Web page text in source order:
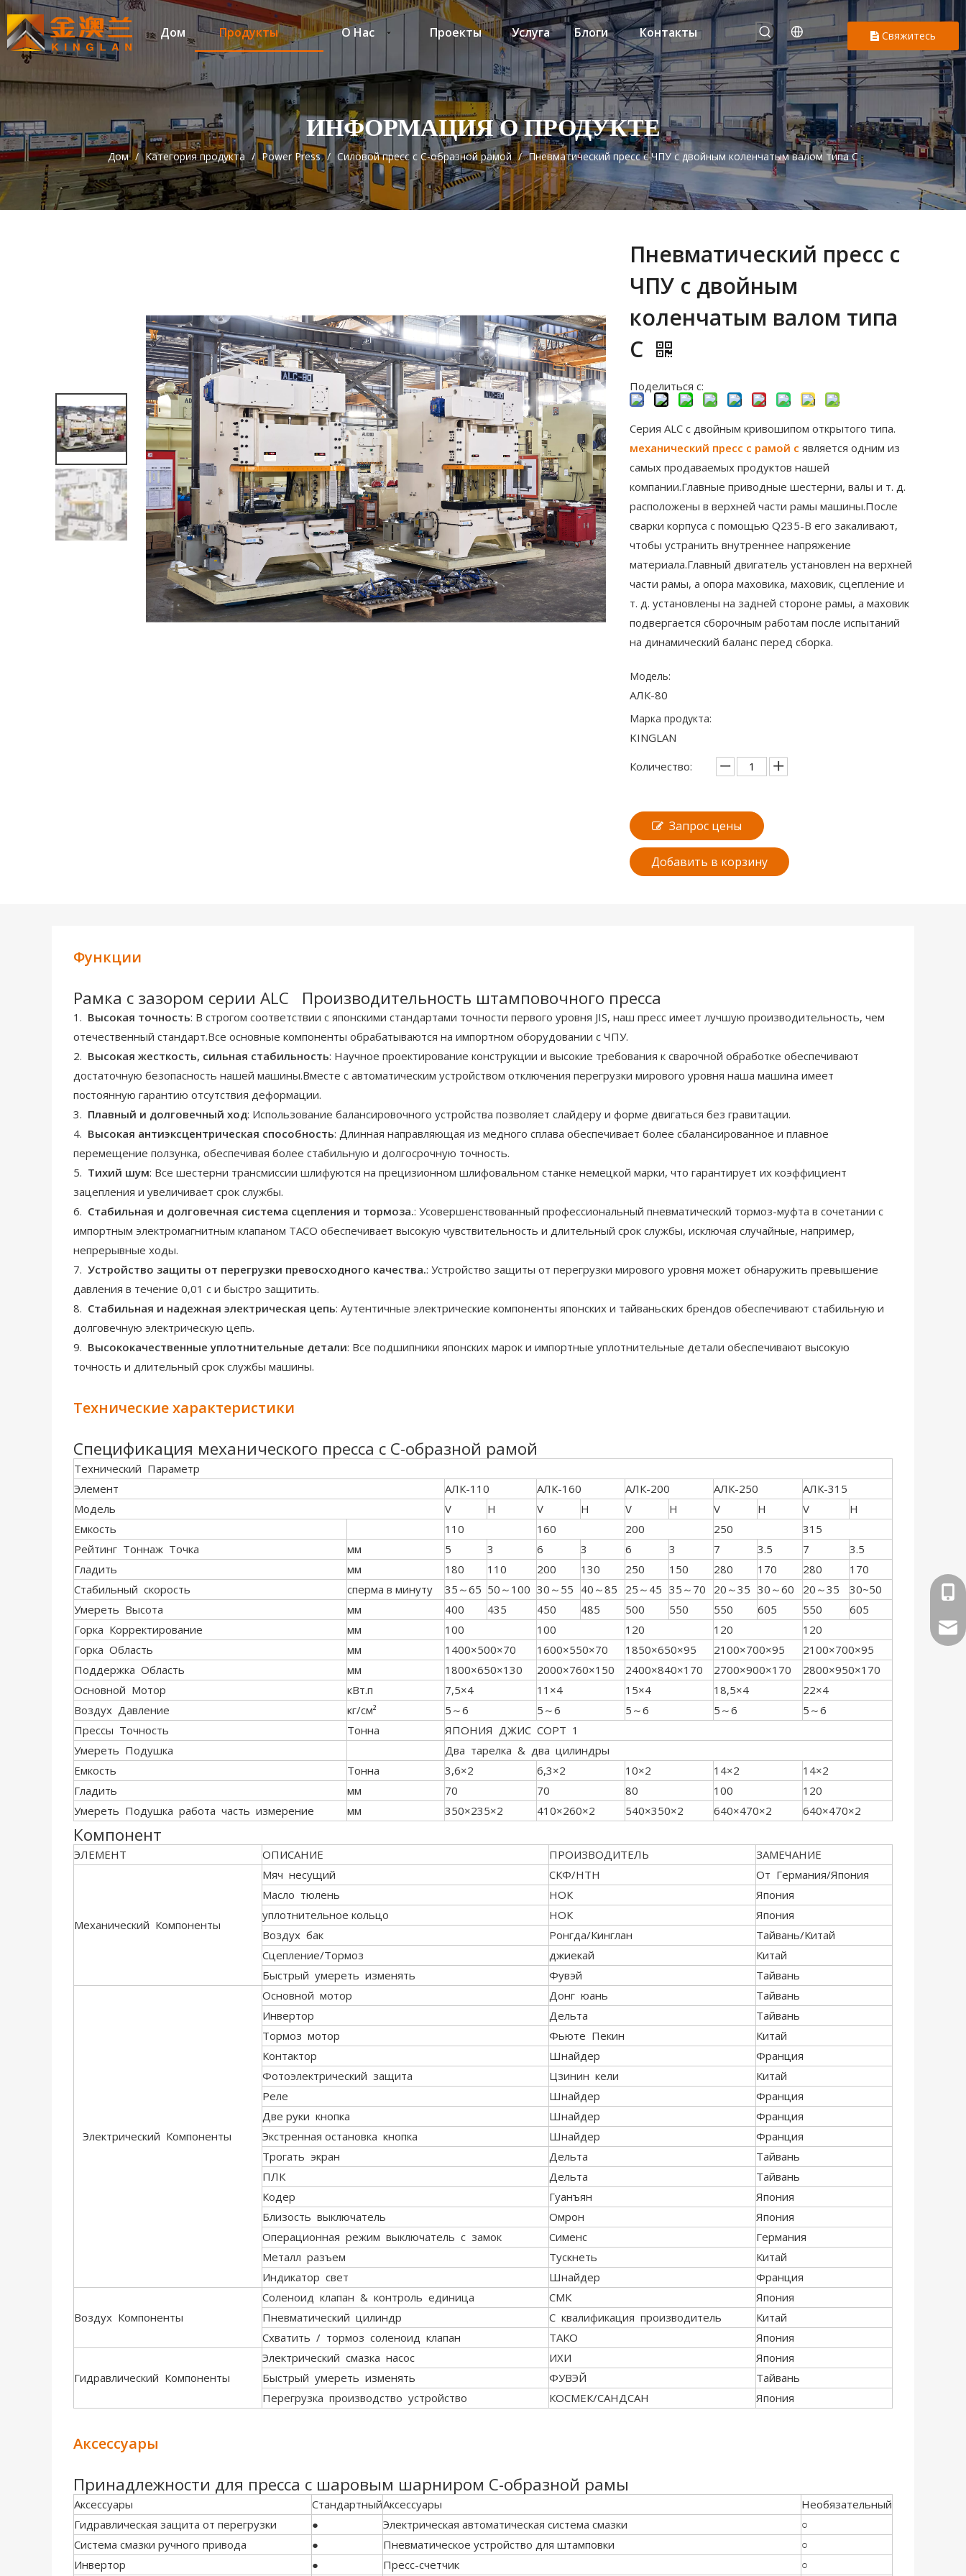
Дом Продукты О Нас Проекты Услуга Блоги Контакты Свяжитесь
с нами
ИНФОРМАЦИЯ О ПРОДУКТЕ
Дом / Категория продукта / Power Press / Силовой пресс с C-образной рамой / Пневматический пресс с ЧПУ с двойным коленчатым валом типа C
Пневматический пресс с
ЧПУ с двойным
коленчатым валом типа
C
Поделиться с:
Серия ALC с двойным кривошипом открытого типа.
механический пресс с рамой c является одним из
самых продаваемых продуктов нашей
компании.Главные приводные шестерни, валы и т. д.
расположены в верхней части рамы машины.После
сварки корпуса с помощью Q235-B его закаливают,
чтобы устранить внутреннее напряжение
материала.Главный двигатель установлен на верхней
части рамы, а опора маховика, маховик, сцепление и
т. д. установлены на задней стороне рамы, а маховик
подвергается сборочным работам после испытаний
на динамический баланс перед сборка.
Модель:
АЛК-80
Марка продукта:
KINGLAN
Количество:
Запрос цены
Добавить в корзину
Функции
Рамка с зазором серии ALC Производительность штамповочного пресса
1. Высокая точность: В строгом соответствии с японскими стандартами точности первого уровня JIS, наш пресс имеет лучшую производительность, чем
отечественный стандарт.Все основные компоненты обрабатываются на импортном оборудовании с ЧПУ.
2. Высокая жесткость, сильная стабильность: Научное проектирование конструкции и высокие требования к сварочной обработке обеспечивают
достаточную безопасность нашей машины.Вместе с автоматическим устройством отключения перегрузки мирового уровня наша машина имеет
постоянную гарантию отсутствия деформации.
3. Плавный и долговечный ход: Использование балансировочного устройства позволяет слайдеру и форме двигаться без гравитации.
4. Высокая антиэксцентрическая способность: Длинная направляющая из медного сплава обеспечивает более сбалансированное и плавное
перемещение ползунка, обеспечивая более стабильную и долгосрочную точность.
5. Тихий шум: Все шестерни трансмиссии шлифуются на прецизионном шлифовальном станке немецкой марки, что гарантирует их коэффициент
зацепления и увеличивает срок службы.
6. Стабильная и долговечная система сцепления и тормоза.: Усовершенствованный профессиональный пневматический тормоз-муфта в сочетании с
импортным электромагнитным клапаном TACO обеспечивает высокую чувствительность и длительный срок службы, исключая случайные, например,
непрерывные ходы.
7. Устройство защиты от перегрузки превосходного качества.: Устройство защиты от перегрузки мирового уровня может обнаружить превышение
давления в течение 0,01 с и быстро защитить.
8. Стабильная и надежная электрическая цепь: Аутентичные электрические компоненты японских и тайваньских брендов обеспечивают стабильную и
долговечную электрическую цепь.
9. Высококачественные уплотнительные детали: Все подшипники японских марок и импортные уплотнительные детали обеспечивают высокую
точность и длительный срок службы машины.
Технические характеристики
Спецификация механического пресса с C-образной рамой
Технический Параметр
Элемент
АЛК-110 АЛК-160 АЛК-200 АЛК-250
АЛК-315
Модель
V H V H V H V H V
H
Емкость
110 160 200 250
315
Рейтинг Тоннаж Точка
мм 5 3 6 3 6 3 7 3.5 7
3.5
Гладить
мм 180 110 200 130 250 150 280 170 280
170
Стабильный скорость
сперма в минуту 35～65 50～100 30～55 40～85 25～45 35～70 20～35 30～60 20～35
30~50
Умереть Высота
мм 400 435 450 485 500 550 550 605 550
605
Горка Корректирование
мм 100 100 120 120
120
Горка Область
мм 1400×500×70 1600×550×70 1850×650×95 2100×700×95
2100×700×95
Поддержка Область
мм 1800×650×130 2000×760×150 2400×840×170 2700×900×170
2800×950×170
Основной Мотор
кВт.п 7,5×4 11×4 15×4 18,5×4
22×4
Воздух Давление
кг/см² 5～6 5～6 5～6 5～6
5～6
Прессы Точность
Тонна
ЯПОНИЯ ДЖИС СОРТ 1
Умереть Подушка
Два тарелка & два цилиндры
Емкость
Тонна 3,6×2 6,3×2 10×2 14×2
14×2
Гладить
мм 70 70 80 100
120
Умереть Подушка работа часть измерение
мм 350×235×2 410×260×2 540×350×2 640×470×2 640×470×2
Компонент
ЭЛЕМЕНТ ОПИСАНИЕ ПРОИЗВОДИТЕЛЬ ЗАМЕЧАНИЕ
Механический Компоненты
Мяч несущий СКФ/НТН
От Германия/Япония
Масло тюлень
НОК
Япония
уплотнительное кольцо
НОК
Япония
Воздух бак
Ронгда/Кинглан
Тайвань/Китай
Сцепление/Тормоз
джиекай
Китай
Быстрый умереть изменять
Фувэй Тайвань
Электрический Компоненты
Основной мотор Донг юань
Тайвань
Инвертор
Дельта
Тайвань
Тормоз мотор
Фьюте Пекин
Китай
Контактор
Шнайдер
Франция
Фотоэлектрический защита
Цзинин кели
Китай
Реле
Шнайдер
Франция
Две руки кнопка
Шнайдер
Франция
Экстренная остановка кнопка
Шнайдер
Франция
Трогать экран
Дельта
Тайвань
ПЛК
Дельта
Тайвань
Кодер
Гуанъян
Япония
Близость выключатель
Омрон
Япония
Операционная режим выключатель с замок
Сименс
Германия
Металл разъем
Тускнеть
Китай
Индикатор свет
Шнайдер Франция
Воздух Компоненты
Соленоид клапан & контроль единица СМК
Япония
Пневматический цилиндр
С квалификация производитель
Китай
Схватить / тормоз соленоид клапан
ТАКО Япония
Гидравлический Компоненты
Электрический смазка насос ИХИ
Япония
Быстрый умереть изменять
ФУВЭЙ
Тайвань
Перегрузка производство устройство
КОСМЕК/САНДСАН Япония
Аксессуары
Принадлежности для пресса с шаровым шарниром C-образной рамы
Аксессуары СтандартныйАксессуары
Необязательный
Гидравлическая защита от перегрузки
● Электрическая автоматическая система смазки
○
Система смазки ручного привода
● Пневматическое устройство для штамповки
○
Инвертор
● Пресс-счетчик ○